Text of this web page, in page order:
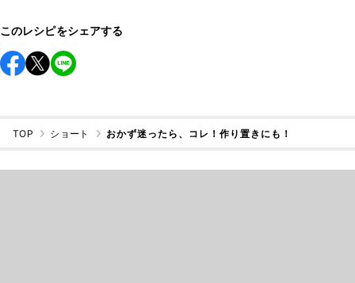
このレシピをシェアする
TOP ショート おかず迷ったら、コレ！作り置きにも！